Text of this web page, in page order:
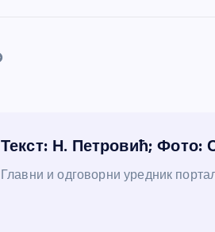
Текст: Н. Петровић; Фото:
Главни и одговорни уредник